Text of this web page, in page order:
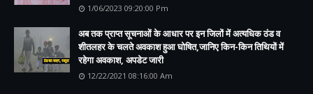
1/06/2023 09:20:00 Pm
अब तक प्राप्त सूचनाओं के आधार पर इन जिलों में अत्यधिक ठंड व
शीतलहर के चलते अवकाश हुआ घोषित,जानिए किन-किन तिथियों में
रहेगा अवकाश, अपडेट जारी
12/22/2021 08:16:00 Am